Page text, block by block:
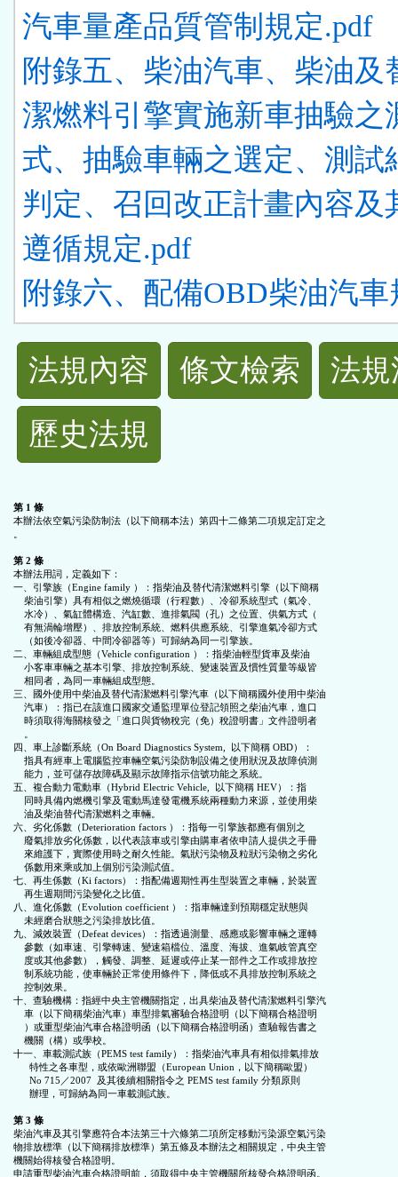
汽車量產品質管制規定.pdf
附錄五、柴油汽車、柴油及
潔燃料引擎實施新車抽驗之
式、抽驗車輛之選定、測試
判定、召回改正計畫內容及
遵循規定.pdf
附錄六、配備OBD柴油汽車
法
規
功
按
鈕
區
法規內容 條文檢索
法
歷史法規
第 1 條
本辦法依空氣污染防制法（以下簡稱本法）第四十二條第二項規定訂定之
。
第 2 條
本辦法用詞，定義如下：
一、引擎族（Engine family ）：指柴油及替代清潔燃料引擎（以下簡稱
柴油引擎）具有相似之燃燒循環（行程數）、冷卻系統型式（氣冷、
水冷）、氣缸體構造、汽缸數、進排氣閥（孔）之位置、供氣方式（
有無渦輪增壓）、排放控制系統、燃料供應系統、引擎進氣冷卻方式
（如後冷卻器、中間冷卻器等）可歸納為同一引擎族。
二、車輛組成型態（Vehicle configuration ）：指柴油輕型貨車及柴油
小客車車輛之基本引擎、排放控制系統、變速裝置及慣性質量等級皆
相同者，為同一車輛組成型態。
三、國外使用中柴油及替代清潔燃料引擎汽車（以下簡稱國外使用中柴油
汽車）：指已在該進口國家交通監理單位登記領照之柴油汽車，進口
時須取得海關核發之「進口與貨物稅完（免）稅證明書」文件證明者
。
四、車上診斷系統（On Board Diagnostics System,  以下簡稱 OBD）：
指具有經車上電腦監控車輛空氣污染防制設備之使用狀況及故障偵測
能力，並可儲存故障碼及顯示故障指示信號功能之系統。
五、複合動力電動車（Hybrid Electric Vehicle,  以下簡稱 HEV）：指
同時具備內燃機引擎及電動馬達發電機系統兩種動力來源，並使用柴
油及柴油替代清潔燃料之車輛。
六、劣化係數（Deterioration factors ）：指每一引擎族都應有個別之
廢氣排放劣化係數，以代表該車或引擎由購車者依申請人提供之手冊
來維護下，實際使用時之耐久性能。氣狀污染物及粒狀污染物之劣化
係數用來乘或加上個別污染測試值。
七、再生係數（Ki factors）：指配備週期性再生型裝置之車輛，於裝置
再生週期間污染變化之比值。
八、進化係數（Evolution coefficient ）：指車輛達到預期穩定狀態與
未經磨合狀態之污染排放比值。
九、減效裝置（Defeat devices）：指透過測量、感應或影響車輛之運轉
參數（如車速、引擎轉速、變速箱檔位、溫度、海拔、進氣岐管真空
度或其他參數），觸發、調整、延遲或停止某一部件之工作或排放控
制系統功能，使車輛於正常使用條件下，降低或不具排放控制系統之
控制效果。
十、查驗機構：指經中央主管機關指定，出具柴油及替代清潔燃料引擎汽
車（以下簡稱柴油汽車）車型排氣審驗合格證明（以下簡稱合格證明
）或重型柴油汽車合格證明函（以下簡稱合格證明函）查驗報告書之
機關（構）或學校。
十一、車載測試族（PEMS test family）：指柴油汽車具有相似排氣排放
特性之各車型，或依歐洲聯盟（European Union，以下簡稱歐盟）
No 715／2007  及其後續相關指令之 PEMS test family 分類原則
辦理，可歸納為同一車載測試族。
第 3 條
柴油汽車及其引擎應符合本法第三十六條第二項所定移動污染源空氣污染
物排放標準（以下簡稱排放標準）第五條及本辦法之相關規定，中央主管
機關始得核發合格證明。
申請重型柴油汽車合格證明前，須取得中央主管機關所核發合格證明函。